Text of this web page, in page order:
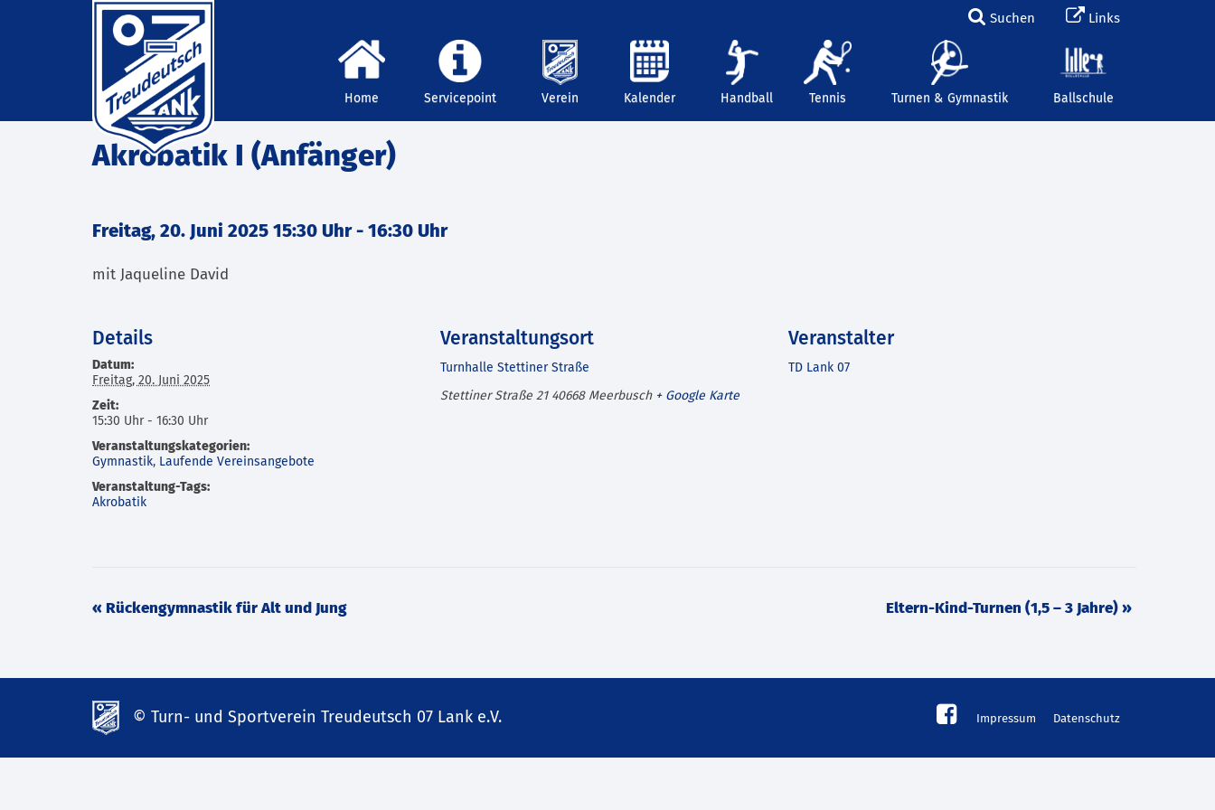
Suchen Links
Home Servicepoint Verein Kalender Handball Tennis Turnen & Gymnastik Ballschule
Akrobatik I (Anfänger)
Freitag, 20. Juni 2025 15:30 Uhr- 16:30 Uhr
mit Jaqueline David
Details
Datum:
Freitag, 20. Juni 2025
Zeit:
15:30 Uhr - 16:30 Uhr
Veranstaltungskategorien:
Gymnastik, Laufende Vereinsangebote
Veranstaltung-Tags:
Akrobatik
Veranstaltungsort
Turnhalle Stettiner Straße
Stettiner Straße 21 40668 Meerbusch + Google Karte
Veranstalter
TD Lank 07
Veranstaltung
« Rückengymnastik für Alt und Jung Eltern-Kind-Turnen (1,5 – 3 Jahre) »
© Turn- und Sportverein Treudeutsch 07 Lank e.V. Impressum Datenschutz